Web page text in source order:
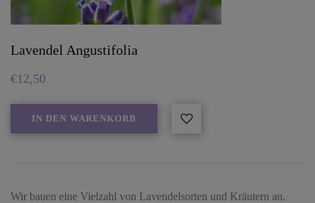
Lavendel Angustifolia
€12,50
IN DEN WARENKORB
Wir bauen eine Vielzahl von Lavendelsorten und Kräutern an.